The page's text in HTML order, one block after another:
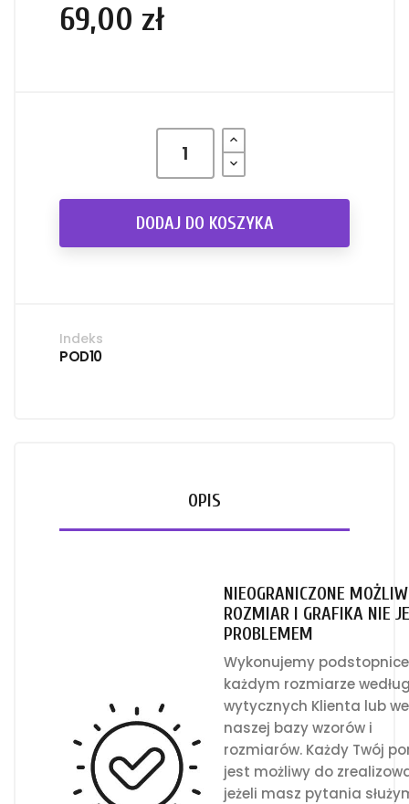
69,00 zł
DODAJ DO KOSZYKA
Indeks
POD10
OPIS
NIEOGRANICZONE
ROZMIAR I GRAFIKA NIE
PROBLEMEM
Wykonujemy
każdym rozmiarze
wytycznych Klienta lub
naszej bazy wzorów i
rozmiarów. Każdy Twój
jest możliwy do
jeżeli masz pytania